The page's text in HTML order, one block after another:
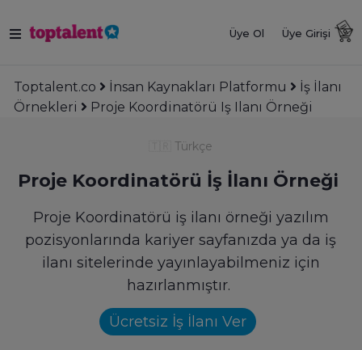
Üye Ol Üye Girişi
Toptalent.co İnsan Kaynakları Platformu
İş İlanı
Örnekleri
Proje Koordinatörü Iş Ilanı Örneği
Türkçe
Proje Koordinatörü İş İlanı Örneği
Proje Koordinatörü iş ilanı örneği yazılım
pozisyonlarında kariyer sayfanızda ya da iş
ilanı sitelerinde yayınlayabilmeniz için
hazırlanmıştır.
Ücretsiz İş İlanı Ver